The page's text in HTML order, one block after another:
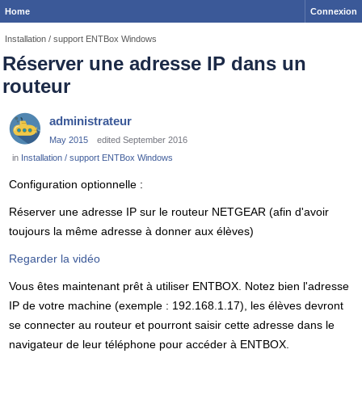
Home Connexion
Installation / support ENTBox Windows
Réserver une adresse IP dans un
routeur
administrateur
May 2015
edited September 2016
in Installation / support ENTBox Windows
Configuration optionnelle :
Réserver une adresse IP sur le routeur NETGEAR (afin d'avoir
toujours la même adresse à donner aux élèves)
Regarder la vidéo
Vous êtes maintenant prêt à utiliser ENTBOX. Notez bien l'adresse
IP de votre machine (exemple : 192.168.1.17), les élèves devront
se connecter au routeur et pourront saisir cette adresse dans le
navigateur de leur téléphone pour accéder à ENTBOX.